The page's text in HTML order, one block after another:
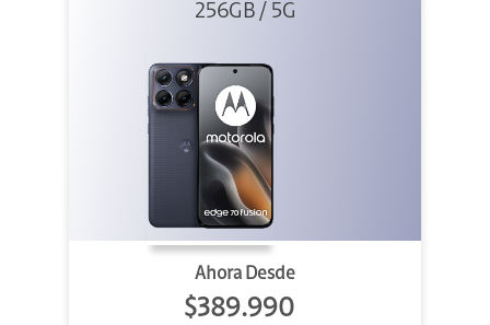
Azul
256GB / 5G
Ahora Desde
$389.990